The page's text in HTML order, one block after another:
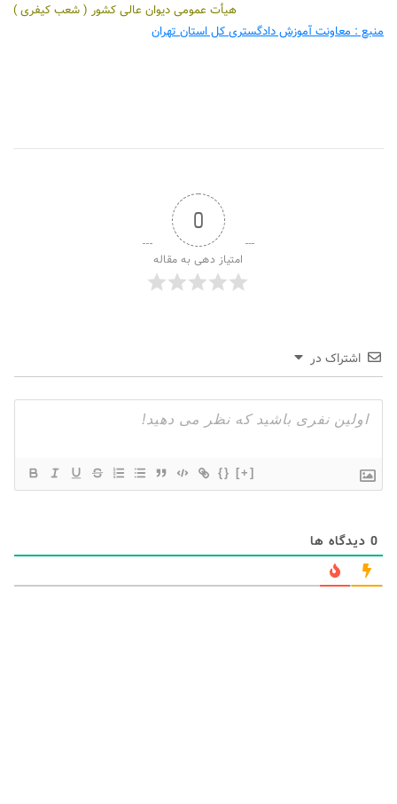
هیأت عمومی دیوان عالی كشور ( شعب كیفری )
منبع : معاونت آموزش دادگستری کل استان تهران
0
امتیاز دهی به مقاله
اشتراک در
{} [+]
0 دیدگاه ها